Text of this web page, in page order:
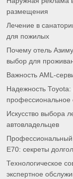
размещения
Лечение в
для пожилых
Почему отель
выбор для
Важность AML-
Надежность
профессиональное
Искусство выбора
автовладельцев
Профессиональный
E70: секреты
Технологическое
экспертное